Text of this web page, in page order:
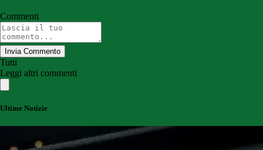
Commenti
Invia Commento
Tutti
Leggi altri commenti
Ultime Notizie